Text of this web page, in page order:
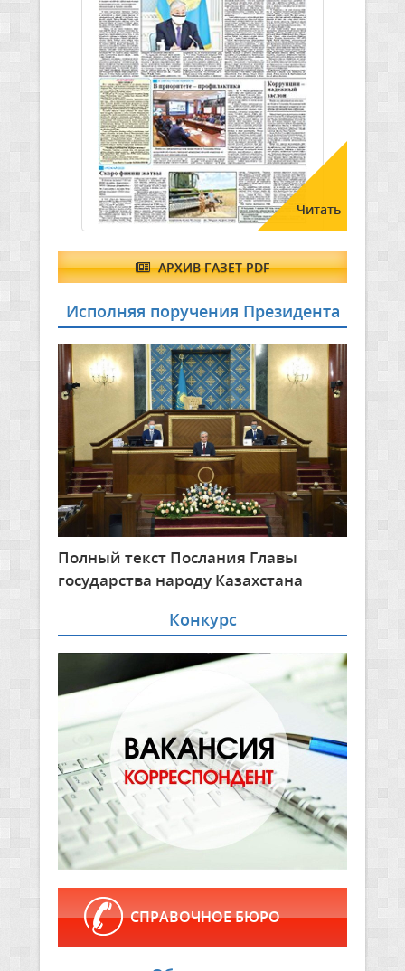
Читать
АРХИВ ГАЗЕТ PDF
Исполняя поручения Президента
Полный текст Послания Главы
государства народу Казахстана
Конкурс
СПРАВОЧНОЕ БЮРО